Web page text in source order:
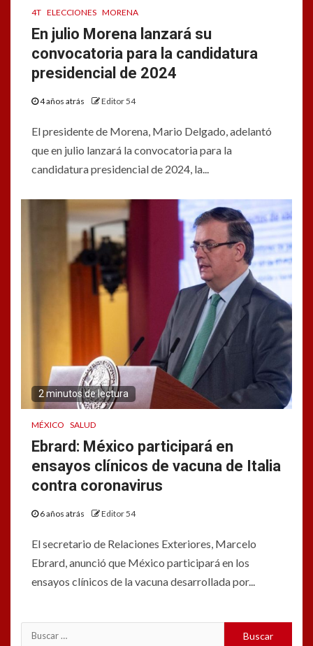
4T ELECCIONES MORENA
En julio Morena lanzará su
convocatoria para la candidatura
presidencial de 2024
4 años atrás Editor 54
El presidente de Morena, Mario Delgado, adelantó
que en julio lanzará la convocatoria para la
candidatura presidencial de 2024, la...
2 minutos de lectura
MÉXICO SALUD
Ebrard: México participará en
ensayos clínicos de vacuna de Italia
contra coronavirus
6 años atrás Editor 54
El secretario de Relaciones Exteriores, Marcelo
Ebrard, anunció que México participará en los
ensayos clínicos de la vacuna desarrollada por...
Buscar: